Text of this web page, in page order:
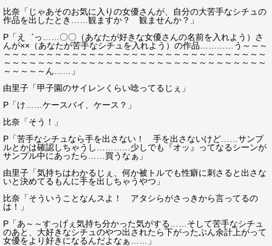
比奈「じゃあそのお気に入りの女優さんが、自分の大苦手なシチュの
作品を出したとき……観ますか？ 観ませんか？」
P「え゛っ……〇〇（あなたが好きな女優さんの名前を入れよう）さ
んが××（あなたが苦手なシチュを入れよう）の作品…………う～～～
～～～～～～～～～～～～～～～～～～～～～～～～～～～～～～～
～～～～～～～～～～～～～～～～～～～～～～～～～～～～～～～
～～～～～ん……」
由里子「甲子園のサイレンくらい唸ってるじぇ」
P「け……ケースバイ、ケース？」
比奈「そう！」
P「苦手なシチュなら手を出さない！ 手を出さないけど……サンプ
ルとかは確認しちゃうし…………少しでも『オッ』ってなるシーンが
サンプル中にあったら……買うなぁ」
由里子「気持ちはわかるじぇ、何か被トルでも性癖に刺さると出さな
いと決めてるもんに手を出しちゃうやつ」
比奈「そういうことなんスよ！ アタシらがさっきから言ってるの
は！」
P「あ～～すっげぇ気持ち分かった気がする……そして苦手なシチュ
のあと、大好きなシチュのやつ出されたら下がったぶん余計上がって
女優をより好きになるんだよなぁ……」